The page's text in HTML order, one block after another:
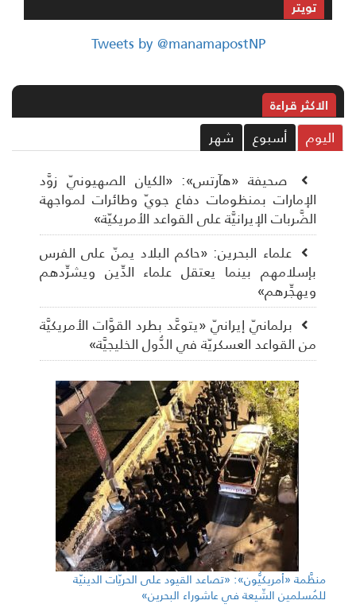
تويتر
Tweets by @manamapostNP
الاکثر قراءة
أسبوع شهر
صحيفة «هآرتس»: «الكيان الصهيونيّ زوَّد
الإمارات بمنظومات دفاع جويّ وطائرات لمواجهة
الضَّربات الإيرانيَّة على القواعد الأمريكيّة»
علماء البحرين: «حاكم البلاد يمنّ على الفرس
بإسلامهم بينما يعتقل علماء الدِّين ويشرِّدهم
ويهجِّرهم»
برلمانيّ إيرانيّ «يتوعَّد بطرد القوَّات الأمريكيَّة
من القواعد العسكريّة في الدُّول الخليجيَّة»
منظَّمة «أمريكيُّون»: «تصاعد القيود على الحريّات الدينيّة
للمُسلمين الشّيعة في عاشوراء البحرين»